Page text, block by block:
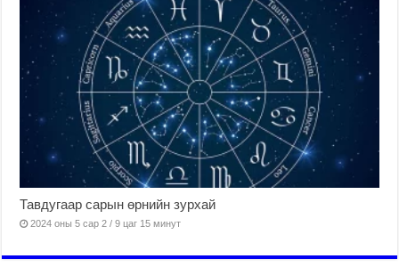
Тавдугаар сарын өрнийн зурхай
2024 оны 5 сар 2 / 9 цаг 15 минут